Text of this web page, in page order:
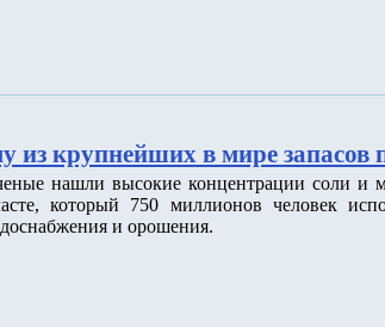
из крупнейших в мире запасов
нашли высокие концентрации соли и
который 750 миллионов человек
и орошения.